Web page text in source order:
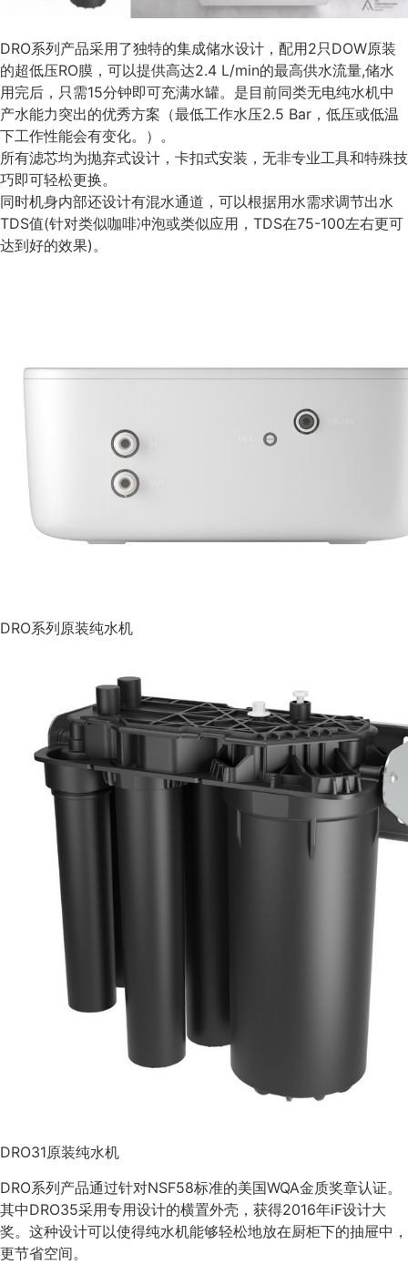
DRO系列产品采用了独特的集成储水设计，配用2只DOW原装
的超低压RO膜，可以提供高达2.4 L/min的最高供水流量,储水
用完后，只需15分钟即可充满水罐。是目前同类无电纯水机中
产水能力突出的优秀方案（最低工作水压2.5 Bar，低压或低温
下工作性能会有变化。）。
所有滤芯均为抛弃式设计，卡扣式安装，无非专业工具和特殊技
巧即可轻松更换。
同时机身内部还设计有混水通道，可以根据用水需求调节出水
TDS值(针对类似咖啡冲泡或类似应用，TDS在75-100左右更可
达到好的效果)。
DRO系列原装纯水机
DRO31原装纯水机
DRO系列产品通过针对NSF58标准的美国WQA金质奖章认证。
其中DRO35采用专用设计的横置外壳，获得2016年iF设计大
奖。这种设计可以使得纯水机能够轻松地放在厨柜下的抽屉中，
更节省空间。